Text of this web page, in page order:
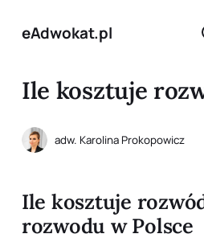
eAdwokat.pl
Ile kosztuje
adw. Karolina Prokopowicz
Ile kosztuje
rozwodu w Polsce